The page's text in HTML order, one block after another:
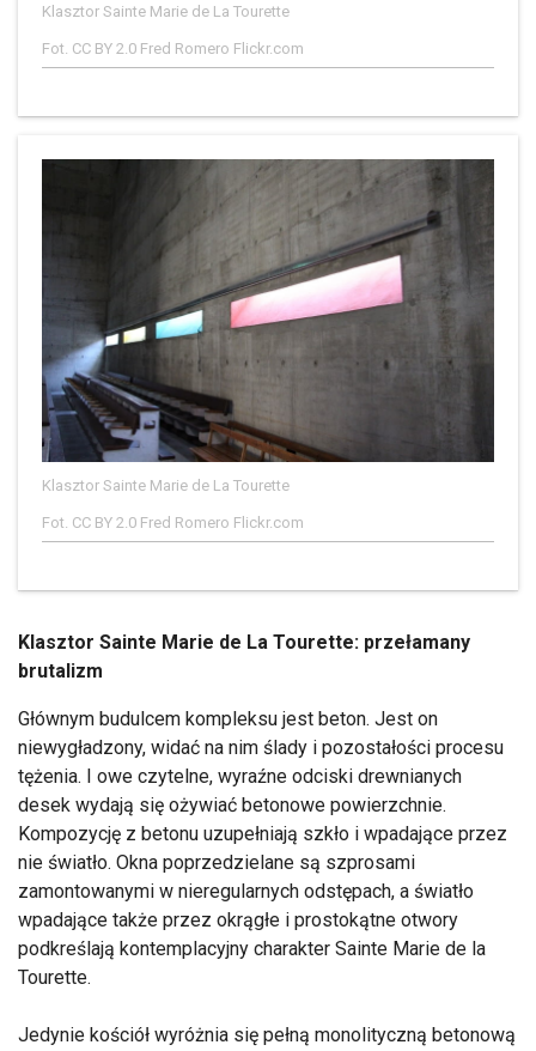
Klasztor Sainte Marie de La Tourette
Fot. CC BY 2.0 Fred Romero Flickr.com
Klasztor Sainte Marie de La Tourette
Fot. CC BY 2.0 Fred Romero Flickr.com
Klasztor Sainte Marie de La Tourette: przełamany
brutalizm
Głównym budulcem kompleksu jest beton. Jest on
niewygładzony, widać na nim ślady i pozostałości procesu
tężenia. I owe czytelne, wyraźne odciski drewnianych
desek wydają się ożywiać betonowe powierzchnie.
Kompozycję z betonu uzupełniają szkło i wpadające przez
nie światło. Okna poprzedzielane są szprosami
zamontowanymi w nieregularnych odstępach, a światło
wpadające także przez okrągłe i prostokątne otwory
podkreślają kontemplacyjny charakter Sainte Marie de la
Tourette.
Jedynie kościół wyróżnia się pełną monolityczną betonową